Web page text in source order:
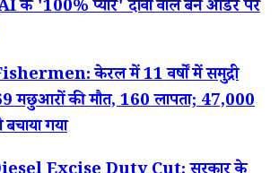
के '100% प्योर' दावों वाले बैन ऑर्डर पर
केरल में 11 वर्षों में समुद्री
मछुआरों की मौत, 160 लापता; 47,000
गया